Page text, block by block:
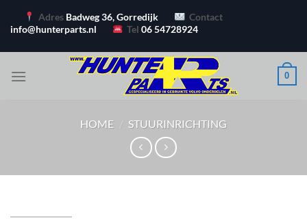
naar
Adres Badweg 36, Gorredijk
Contact
info@hunterparts.nl
Tel06 54728924
0
HOME / STUURINRICHTING